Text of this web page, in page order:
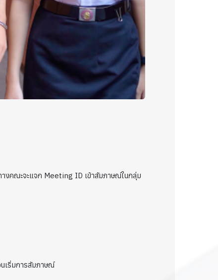
างคณะจะแจก Meeting ID เข้าสัมภาษณ์ในกลุ่ม
เริ่มการสัมภาษณ์